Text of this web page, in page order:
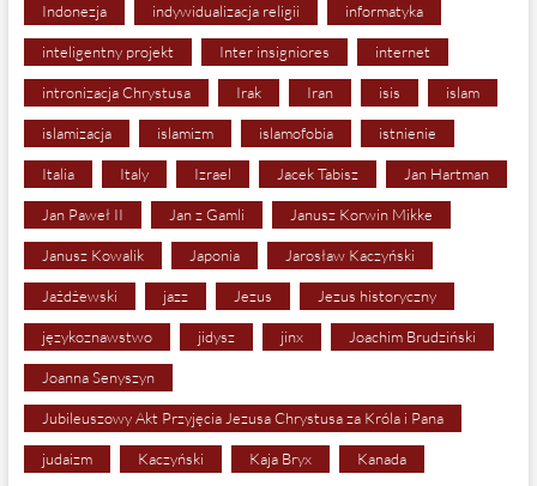
Indonezja indywidualizacja religii informatyka
inteligentny projekt Inter insigniores internet
intronizacja Chrystusa Irak Iran isis islam
islamizacja islamizm islamofobia istnienie
Italia Italy Izrael Jacek Tabisz Jan Hartman
Jan Paweł II Jan z Gamli Janusz Korwin Mikke
Janusz Kowalik Japonia Jarosław Kaczyński
Jażdżewski jazz Jezus Jezus historyczny
językoznawstwo jidysz jinx Joachim Brudziński
Joanna Senyszyn
Jubileuszowy Akt Przyjęcia Jezusa Chrystusa za Króla i Pana
judaizm Kaczyński Kaja Bryx Kanada